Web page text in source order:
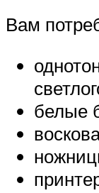
Вам
белые